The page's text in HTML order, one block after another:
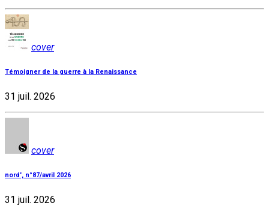
cover
Témoigner de la guerre à la Renaissance
31 juil. 2026
cover
nord', n°87/avril 2026
31 juil. 2026